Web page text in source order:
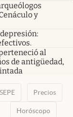
y
al
de antigüedad,
SEPE Precios
Horóscopo